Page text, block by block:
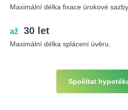
Maximální délka fixace úrokové
až 30 let
Maximální délka splácení úvěru.
Spočítat